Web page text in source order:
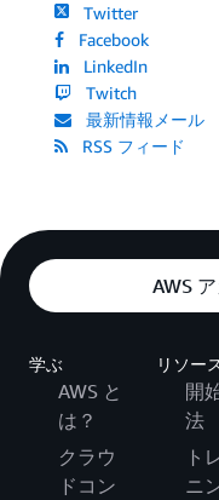
Twitter
Facebook
LinkedIn
Twitch
最新情報メール
RSS フィード
AWS
学ぶ
AWS と
は？
クラウ
ドコン
リソー
開
法
ト
ニ